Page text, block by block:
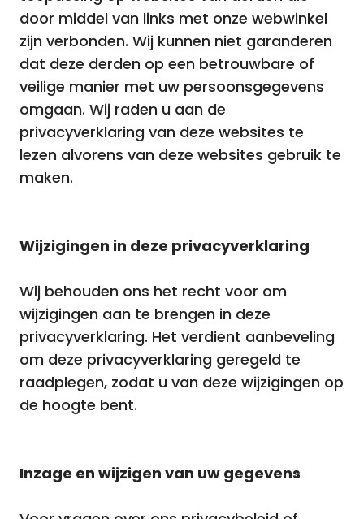
door middel van links met onze webwinkel
zijn verbonden. Wij kunnen niet garanderen
dat deze derden op een betrouwbare of
veilige manier met uw persoonsgegevens
omgaan. Wij raden u aan de
privacyverklaring van deze websites te
lezen alvorens van deze websites gebruik te
maken.
Wijzigingen in deze privacyverklaring
Wij behouden ons het recht voor om
wijzigingen aan te brengen in deze
privacyverklaring. Het verdient aanbeveling
om deze privacyverklaring geregeld te
raadplegen, zodat u van deze wijzigingen op
de hoogte bent.
Inzage en wijzigen van uw gegevens